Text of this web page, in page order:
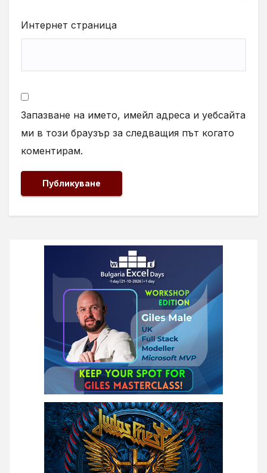
Интернет страница
Запазване на името, имейл адреса и уебсайта
ми в този браузър за следващия път когато
коментирам.